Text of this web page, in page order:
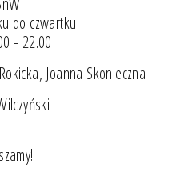
do czwartku
- 22.00
Joanna Skonieczna